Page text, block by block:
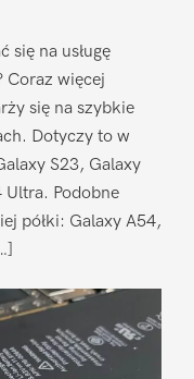
się na usługę
Coraz więcej
się na szybkie
Dotyczy to w
S23, Galaxy
Ultra. Podobne
półki: Galaxy A54,